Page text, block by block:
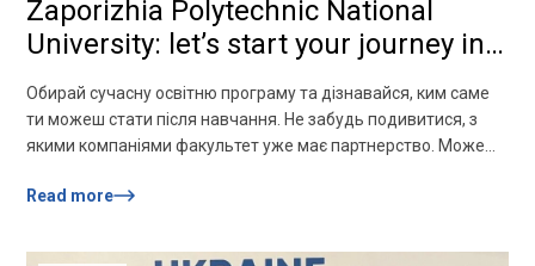
Zaporizhia Polytechnic National
University: let’s start your journey in
IT together!
Обирай сучасну освітню програму та дізнавайся, ким саме
ти можеш стати після навчання. Не забудь подивитися, з
якими компаніями факультет уже має партнерство. Можеш
консультанти-провідники:– F2 «Інженерія програмного
Олександрович Субботін — 067 394 11 80– F4 «Системний
Read more